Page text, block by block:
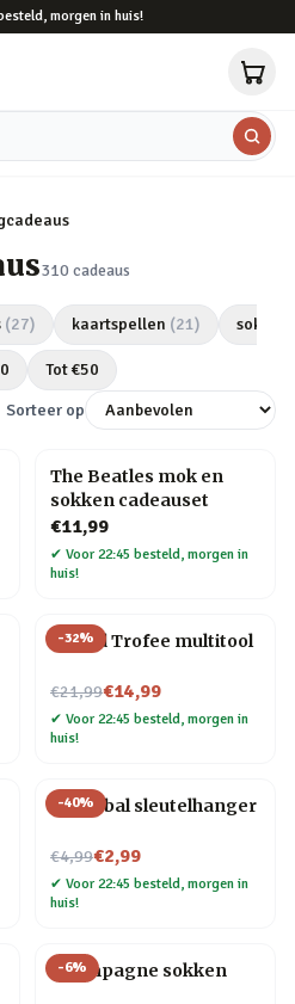
morgen in huis!
310 cadeaus
(27) kaartspellen (21) sokken
Tot €50
Sorteer op
The Beatles mok en
sokken cadeauset
€11,99
✔ Voor 22:45 besteld, morgen in
huis!
-32%
#1 Dad Trofee multitool
€21,99
Nu voor€14,99
✔ Voor 22:45 besteld, morgen in
huis!
-40%
Biljartbal sleutelhanger
€4,99
Nu voor€2,99
✔ Voor 22:45 besteld, morgen in
huis!
-6%
Champagne sokken